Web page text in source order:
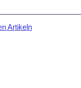
Artikeln